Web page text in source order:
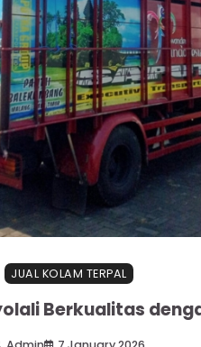
JUAL KOLAM TERPAL
Berkualitas